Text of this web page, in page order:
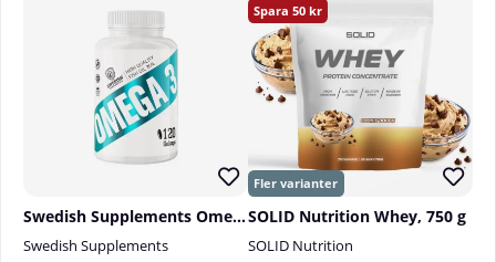
Swedish Supplements Omega-3, 120 caps
Swedish Supplements
50
SOLID Nutrition Whey, 750 g
SOLID Nutrition